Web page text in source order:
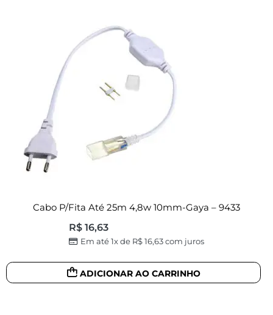
Cabo P/fita Até 25m 4,8w 10mm-Gaya – 9433
R$ 16,63
Em até 1x de R$16,63com juros
ADICIONAR AO CARRINHO